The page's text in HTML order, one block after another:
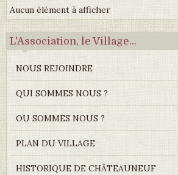
Aucun élément à afficher
L'Association, le Village...
NOUS REJOINDRE
QUI SOMMES NOUS ?
OU SOMMES NOUS ?
PLAN DU VILLAGE
HISTORIQUE DE CHÂTEAUNEUF